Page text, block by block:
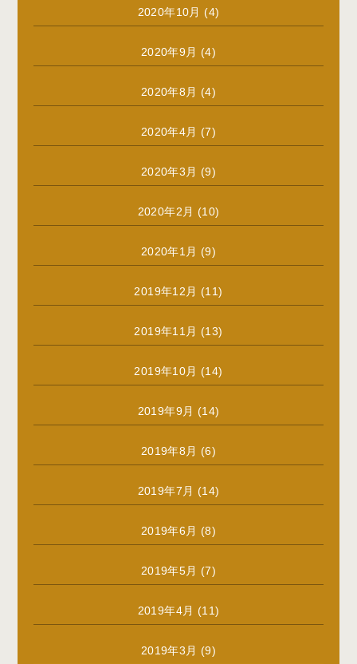
2020年10月 (4)
2020年9月 (4)
2020年8月 (4)
2020年4月 (7)
2020年3月 (9)
2020年2月 (10)
2020年1月 (9)
2019年12月 (11)
2019年11月 (13)
2019年10月 (14)
2019年9月 (14)
2019年8月 (6)
2019年7月 (14)
2019年6月 (8)
2019年5月 (7)
2019年4月 (11)
2019年3月 (9)